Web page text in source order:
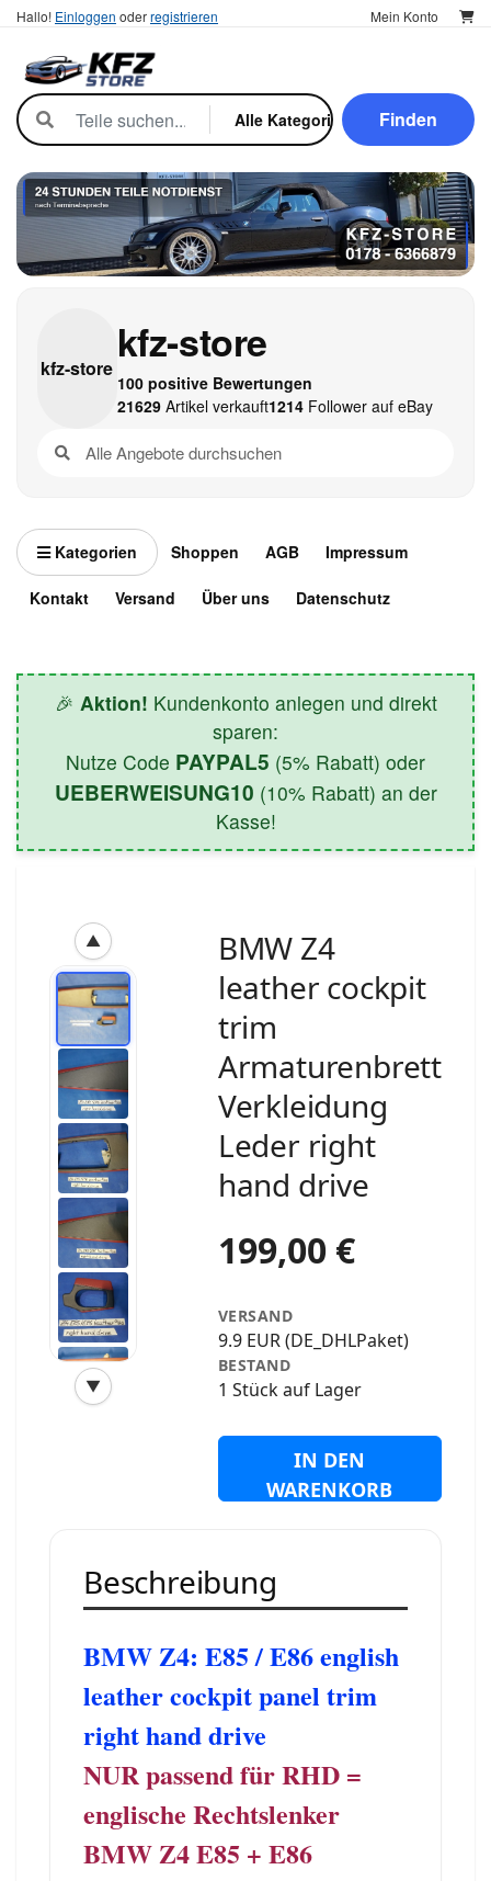
Hallo! Einloggen oderregistrieren Mein Konto
Finden
kfz-store
kfz-store
100 positive Bewertungen
21629Artikel verkauft1214Follower auf eBay
Kategorien Shoppen AGB Impressum
Kontakt Versand Über uns Datenschutz
🎉 Aktion! Kundenkonto anlegen und direkt
sparen:
Nutze Code PAYPAL5 (5% Rabatt) oder
UEBERWEISUNG10 (10% Rabatt) an der
Kasse!
▲
▼
‹
BMW Z4
leather cockpit
trim
Armaturenbrett
Verkleidung
Leder right
hand drive
199,00 €
VERSAND
9.9 EUR (DE_DHLPaket)
BESTAND
1 Stück auf Lager
IN DEN
WARENKORB
Beschreibung
BMW Z4: E85 / E86 english
leather cockpit panel trim
right hand drive
NUR passend für RHD =
englische Rechtslenker
BMW Z4 E85 + E86